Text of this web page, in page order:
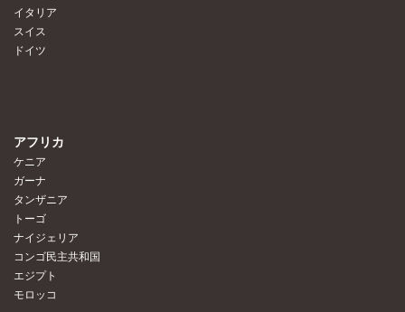
イタリア
スイス
ドイツ
アフリカ
ケニア
ガーナ
タンザニア
トーゴ
ナイジェリア
コンゴ民主共和国
エジプト
モロッコ